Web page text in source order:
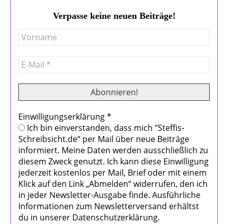
Verpasse keine neuen Beiträge!
Einwilligungserklärung*
Ich bin einverstanden, dass mich "Steffis-
Schreibsicht.de“ per Mail über neue Beiträge
informiert. Meine Daten werden ausschließlich zu
diesem Zweck genutzt. Ich kann diese Einwilligung
jederzeit kostenlos per Mail, Brief oder mit einem
Klick auf den Link „Abmelden“ widerrufen, den ich
in jeder Newsletter-Ausgabe finde. Ausführliche
Informationen zum Newsletterversand erhältst
du in unserer Datenschutzerklärung.